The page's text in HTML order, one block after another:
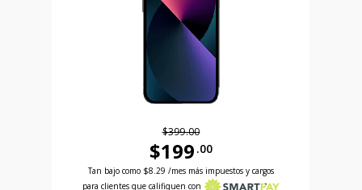
99 cents Ahora el precio es 99 dollars and 99 cents
$399.00
$199 .00
Antes el precio era 399 dollars and 00 cents
Tan bajo como $8.29 /mes más impuestos y cargos
para clientes que califiquen con